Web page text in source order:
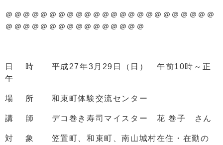
＠＠＠＠＠＠＠＠＠＠＠＠＠＠＠＠＠＠＠＠＠＠＠＠
＠＠＠＠＠＠＠＠＠＠＠＠＠＠＠＠
日 時 平成27年3月29日（日） 午前10時～正
午
場 所 和束町体験交流センター
講 師 デコ巻き寿司マイスター 花 巻子 さん
対 象 笠置町、和束町、南山城村在住・在勤の